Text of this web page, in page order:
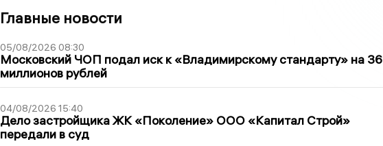
Главные новости
05/08/2026 08:30
Московский ЧОП подал иск к «Владимирскому стандарту» на 36
миллионов рублей
04/08/2026 15:40
Дело застройщика ЖК «Поколение» ООО «Капитал Строй»
передали в суд